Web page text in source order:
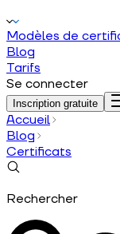
Modèles de
Blog
Tarifs
Se connecter
Inscription gratuite
Accueil
Blog
Certificats
Rechercher